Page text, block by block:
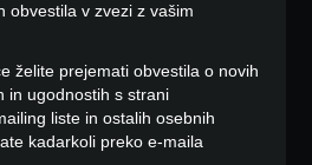
obvestila v zvezi z vašim
želite prejemati obvestila o novih
in ugodnostih s strani
liste in ostalih osebnih
kadarkoli preko e-maila